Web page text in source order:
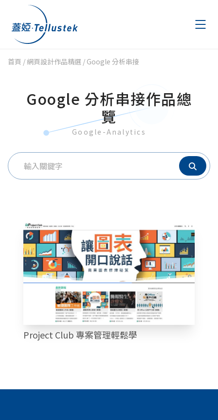
作品精選 Portfolio
文章專區 Articles
AWS 節費計畫 AWS Savings Plans
金流申請 Payment
聯絡我們
首頁 / 網頁設計作品精選 / Google 分析串接
Google 分析串接作品總
覽
Google-Analytics
Project Club 專案管理輕鬆學